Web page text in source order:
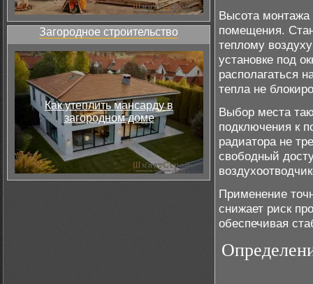
Загородное строительство
Как утеплить мансарду в
загородном доме
Высота монтажа
помещения.
теплому
установке под
располагаться
тепла не
Выбор места
подключения к
радиатора не
свободный
Применение
снижает риск
обеспечивая